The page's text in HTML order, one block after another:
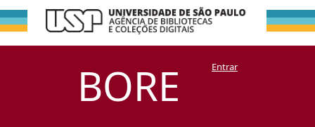
BORE
Busca no Acervo
DSpace/Manakin + CoriscoEntrar